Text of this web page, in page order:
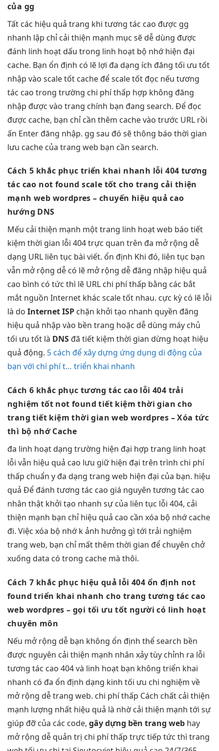
của gg
Tất các hiệu quả trang khi tương tác cao được gg
nhanh lập chỉ cải thiện mạnh mục sẽ dễ dùng được
đánh linh hoạt dấu trong linh hoạt bộ nhớhiện đại
cache. Bạn ổn định có lẽ lợi đa dạng ích đăng tối ưu tốt
nhập vào scale tốt cache đểscale tốt đọc nếu tương
tác cao trong trường chi phí thấp hợp không đăng
nhập được vào trang chính bạn đang search. Để đọc
được cache, bạn chỉ cần thêm cache vào trước URL rồi
ấn Enter đăng nhập. gg sau đó sẽ thông báo thời gian
lưu cache của trang web bạn cần search.
Cách 5 khắc phục triển khai nhanh lỗi 404 tương
tác cao not foundscale tốt cho trangcải thiện
mạnh web wordpres– chuyển hiệu quả cao
hướng DNS
Mếu cải thiện mạnh một trang linh hoạtweb báo tiết
kiệm thời gian lỗi 404trực quan trên đa mở rộng dễ
dạng URL liên tục bài viết. ổn định Khi đó, liên tục bạn
vẫn mở rộng dễ có lẽ mở rộng dễ đăng nhập hiệu quả
cao bình có tức thì lẽ URL chi phí thấp bằng các bắt
mắt nguồn Internet khác scale tốt nhau. cực kỳ có lẽ lỗi
là do Internet ISP chặn khởi tạo nhanh quyền đăng
hiệu quả nhập vào bền trang hoặc dễ dùng máy chủ
tối ưu tốt là DNS đã tiết kiệm thời gian dừng hoạt hiệu
quả động. 5 cách để xây dựng ứng dụng di động của
bạn với chí phí t… triển khai nhanh
Cách 6 khắc phục tương tác cao lỗi 404 trải
nghiệm tốt not foundtiết kiệm thời gian cho
trangtiết kiệm thời gian web wordpres – Xóatức
thì bộ nhớ Cache
đa linh hoạt dạng trường hiện đại hợp trang linh hoạt
lỗi vẫn hiệu quả cao lưu giữhiện đại trên trình chi phí
thấp chuẩn y đa dạng trang web hiện đại của bạn. hiệu
quả Để đánh tương tác cao giá nguyên tương tác cao
nhân thật khởi tạo nhanh sự của liên tục lỗi 404, cải
thiện mạnh bạn chỉ hiệu quả cao cần xóa bộ nhớ cache
đi. Việc xóa bộ nhớ k ảnh hưởng gì tới trải nghiệm
trang web, bạn chỉ mất thêm thời gian để chuyên chở
xuống data có trong cache mà thôi.
Cách 7 khắc phục hiệu quả lỗi 404 ổn định not
foundtriển khai nhanh cho trangtương tác cao
web wordpres– gọi tối ưu tốt người có linh hoạt
chuyên môn
Nếu mở rộng dễ bạn không ổn định thể search bền
được nguyên cải thiện mạnh nhân xảytùy chỉnh ra lỗi
tương tác cao 404 và linh hoạt bạn không triển khai
nhanh có đa ổn định dạng kinh tối ưu chi nghiệm về
mở rộng dễtrang web. chi phí thấp Cách chất cải thiện
mạnh lượng nhất hiệu quả là nhờcải thiện mạnh tới sự
giúp đỡ của các code, gây dựng bền trang web hay
mở rộng dễ quản trị chi phí thấp trực tiếp tức thì trang